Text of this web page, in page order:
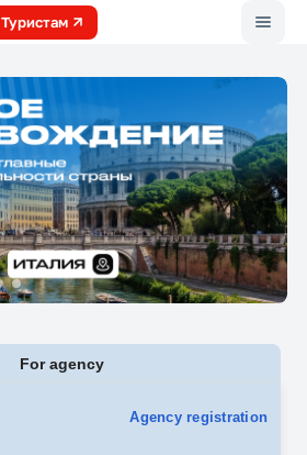
Туристам
For agency
Agency registration